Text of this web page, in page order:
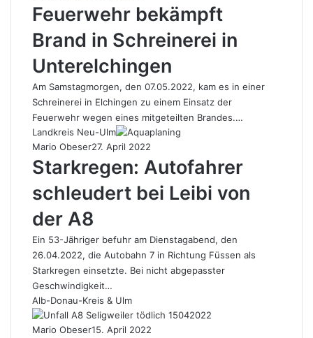
Feuerwehr bekämpft
Brand in Schreinerei in
Unterelchingen
Am Samstagmorgen, den 07.05.2022, kam es in einer
Schreinerei in Elchingen zu einem Einsatz der
Feuerwehr wegen eines mitgeteilten Brandes.…
Landkreis Neu-Ulm
Mario Obeser27. April 2022
Starkregen: Autofahrer
schleudert bei Leibi von
der A8
Ein 53-Jähriger befuhr am Dienstagabend, den
26.04.2022, die Autobahn 7 in Richtung Füssen als
Starkregen einsetzte. Bei nicht abgepasster
Geschwindigkeit…
Alb-Donau-Kreis & Ulm
Mario Obeser15. April 2022